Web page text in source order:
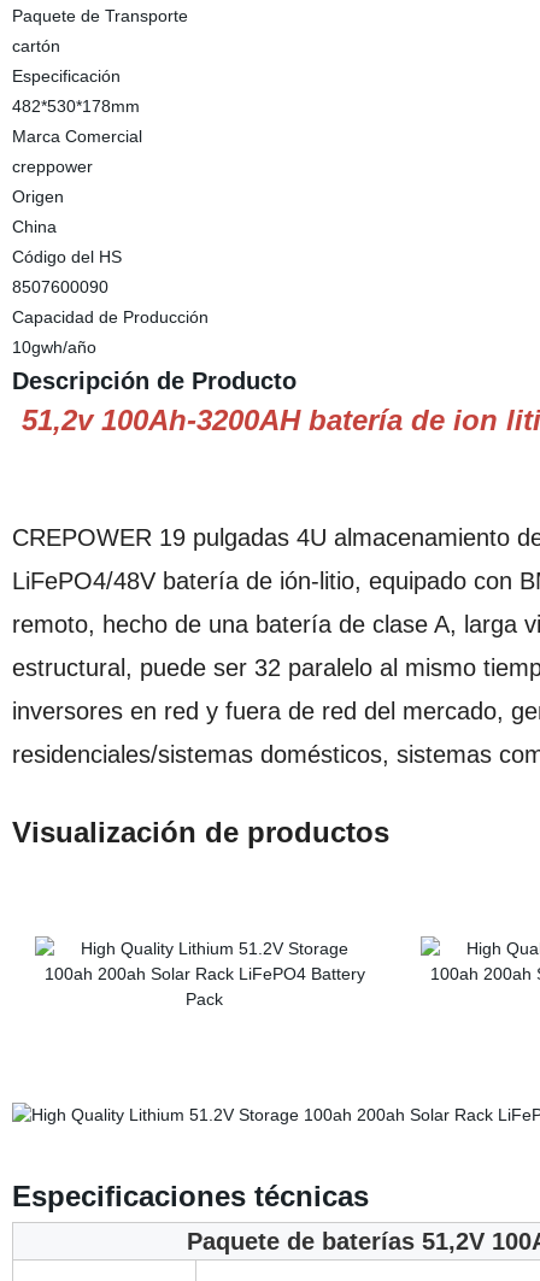
Paquete de Transporte
cartón
Especificación
482*530*178mm
Marca Comercial
creppower
Origen
China
Código del HS
8507600090
Capacidad de Producción
10gwh/año
Descripción de Producto
51,2v 100Ah-3200AH batería de ion
CREPOWER 19 pulgadas 4U almacenamiento
LiFePO4/48V batería de ión-litio, equipado con
remoto, hecho de una batería de clase A, larga
estructural, puede ser 32 paralelo al mismo
inversores en red y fuera de red del mercado,
residenciales/sistemas domésticos, sistemas
Visualización de productos
Especificaciones técnicas
Paquete de baterías 51,2V